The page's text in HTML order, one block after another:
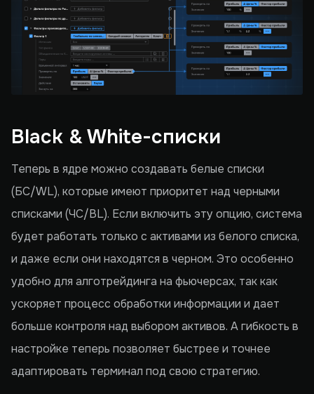
Black & White-списки
Теперь в ядре можно создавать белые списки
(БС/WL), которые имеют приоритет над черными
списками (ЧС/BL). Если включить эту опцию, система
будет работать только с активами из белого списка,
и даже если они находятся в черном. Это особенно
удобно для алготрейдинга на фьючерсах, так как
ускоряет процесс обработки информации и дает
больше контроля над выбором активов. А гибкость в
настройке теперь позволяет быстрее и точнее
адаптировать терминал под свою стратегию.